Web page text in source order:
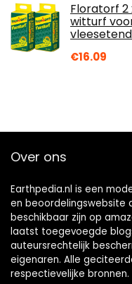
Floratorf
witturf
€16.09
Over ons
Earthpedia.nl is een
en beoordelingswebsite
beschikbaar zijn op
laatst toegevoegde
auteursrechtelijk
eigenaren. Alle
respectievelijke bronnen.